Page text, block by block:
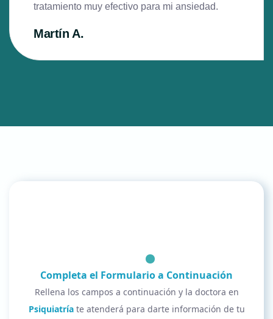
tratamiento muy efectivo para mi ansiedad.
Martín A.
Completa el Formulario a Continuación
Rellena los campos a continuación y la doctora en
Psiquiatríate atenderá para darte información de tu